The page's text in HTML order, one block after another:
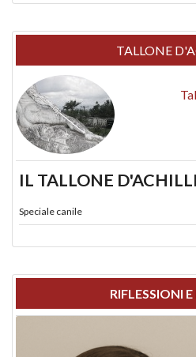
TALLONE
IL TALLONE
Speciale canile
RIFLESSIONI